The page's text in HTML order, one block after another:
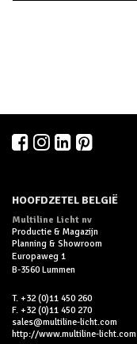
HOOFDZETEL BELGIË
Multiline Licht nv
Productie & Magazijn
Planning & Showroom
Europaweg 1
B-3560 Lummen
T. +32 (0)11 450 260
F. +32 (0)11 450 270
sales@multiline-licht.com
http://www.multiline-licht.com